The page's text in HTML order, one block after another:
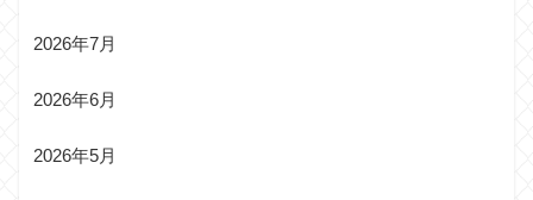
2026年7月
2026年6月
2026年5月